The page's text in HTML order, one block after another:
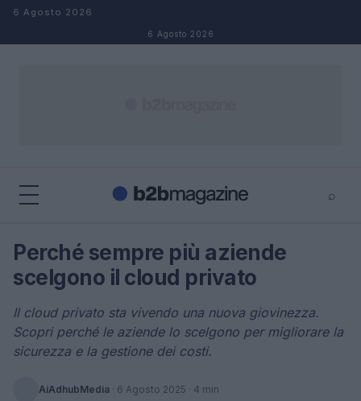
Salta al contenuto
6 Agosto 2026
6 Agosto 2026
⌕
Cerca
Perché sempre più aziende
scelgono il cloud privato
Il cloud privato sta vivendo una nuova giovinezza.
Scopri perché le aziende lo scelgono per migliorare la
sicurezza e la gestione dei costi.
AiAdhubMedia · 6 Agosto 2025 · 4 min